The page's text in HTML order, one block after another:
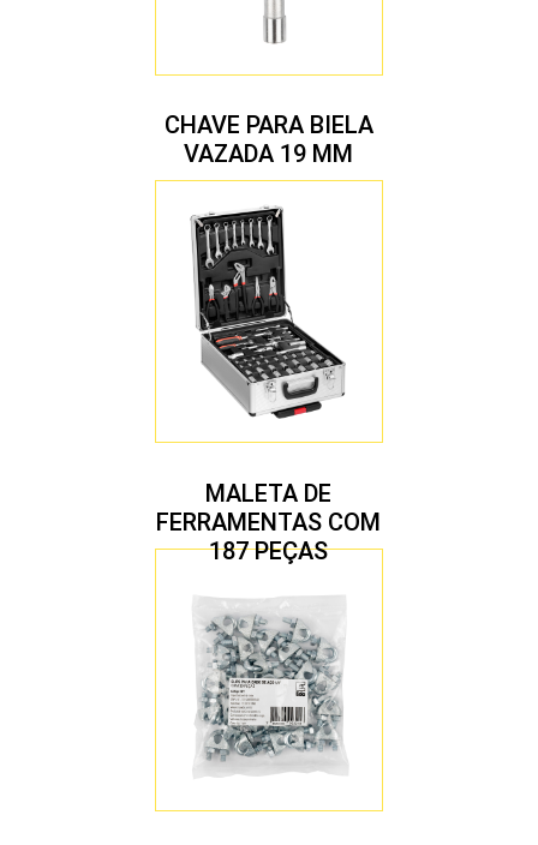
CHAVE PARA BIELA
VAZADA 19 MM
MALETA DE
FERRAMENTAS COM
187 PEÇAS